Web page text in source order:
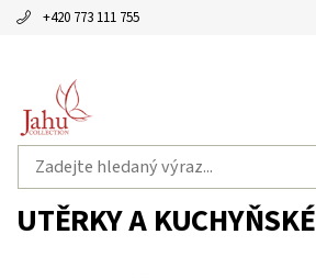
+420 773 111 755
UTĚRKY A